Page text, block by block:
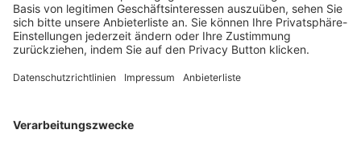
Login SpielPlus
FOLGE DEM BFV